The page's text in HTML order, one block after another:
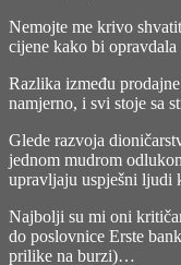
Nemojte me krivo
cijene kako bi
Razlika između
namjerno, i svi stoje sa
Glede razvoja
jednom mudrom
upravljaju uspješni ljudi
Najbolji su mi oni
do poslovnice Erste
prilike na burzi)…